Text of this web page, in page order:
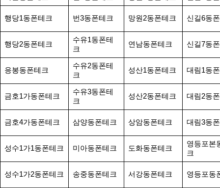
행당1동폰테크 번3동폰테크 망원2동폰테크 신길6동
행당2동폰테크
수유1동폰테
크
연남동폰테크 신길7동
응봉동폰테크
수유2동폰테
크
성산1동폰테크 대림1동
금호1가동폰테크
수유3동폰테
크
성산2동폰테크 대림2동
금호4가동폰테크 삼양동폰테크 상암동폰테크 대림3동
성수1가1동폰테크 미아동폰테크 도화동폰테크
영등포본
크
성수1가2동폰테크 송중동폰테크 서강동폰테크 영등포동